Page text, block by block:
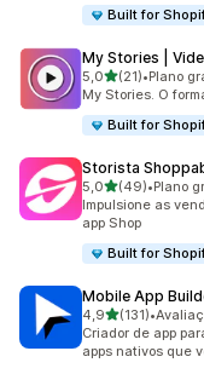
Built for
My Stories |
5,0de 5 estrelas
(21)
21 avaliações ao
•Plano
My Stories. O
Built for
Storista
5,0de 5 estrelas
(49)
49 avaliações ao
•Plano
Impulsione as
app Shop
Built for
Mobile App
4,9de 5 estrelas
(131)
131 avaliações ao
•
Criador de app
apps nativos que